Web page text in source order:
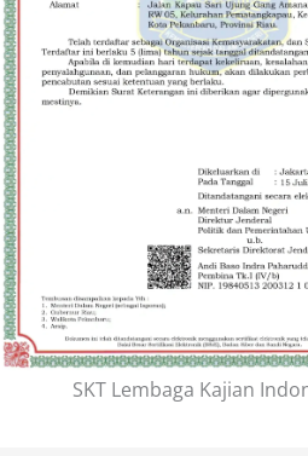
SKT Lembaga Kajian